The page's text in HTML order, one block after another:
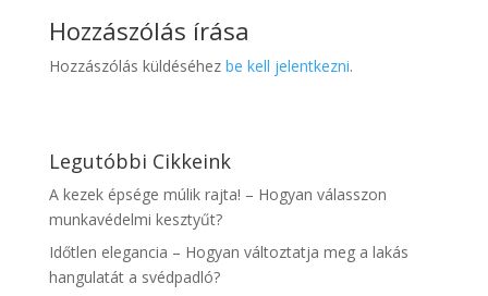
Hozzászólás írása
Hozzászólás küldéséhez be kell jelentkezni.
Legutóbbi Cikkeink
A kezek épsége múlik rajta! – Hogyan válasszon
munkavédelmi kesztyűt?
Időtlen elegancia – Hogyan változtatja meg a lakás
hangulatát a svédpadló?